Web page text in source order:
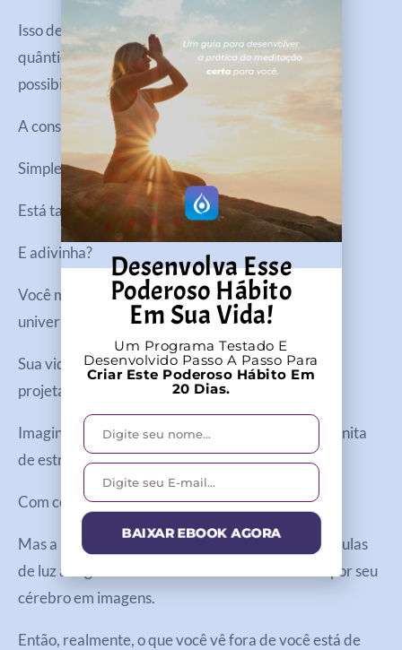
Isso depende de nós porque, em suma, o campo
quântico é o estado em que existem todas as
possibilidades.
A consciência não vem de lugar nenhum.
Simplesmente é.
Está tanto dentro de nós quanto ao nosso redor.
E adivinha?
Você mesmo é esta Consciência infinita da qual o
universo é feito!
Sua vida é como um filme, com tudo o que você vê
projetado na vasta tela da Consciência.
Imagine olhar para a extensão aparentemente infinita
de estrelas em uma noite clara.
Com certeza parece que está fora de você, não é?
Mas a imagem que você vê é o resultado de partículas
de luz atingindo suas retinas e sendo traduzidas por seu
cérebro em imagens.
Então, realmente, o que você vê fora de você está de
Desenvolva Esse
Poderoso Hábito
Em Sua Vida!
Um Programa Testado E
Desenvolvido Passo A Passo Para
Criar Este Poderoso Hábito Em
20 Dias.
BAIXAR EBOOK AGORA